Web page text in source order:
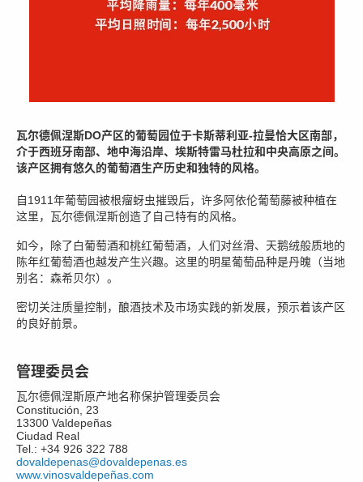
瓦尔德佩涅斯DO产区的葡萄园位于卡斯蒂利亚-拉曼恰大区南部，
介于西班牙南部、地中海沿岸、埃斯特雷马杜拉和中央高原之间。
该产区拥有悠久的葡萄酒生产历史和独特的风格。
自1911年葡萄园被根瘤蚜虫摧毁后，许多阿依伦葡萄藤被种植在
这里，瓦尔德佩涅斯创造了自己特有的风格。
如今，除了白葡萄酒和桃红葡萄酒，人们对丝滑、天鹅绒般质地的
陈年红葡萄酒也越发产生兴趣。这里的明星葡萄品种是丹魄（当地
别名：森希贝尔）。
密切关注质量控制，酿酒技术及市场实践的新发展，预示着该产区
的良好前景。
管理委员会
瓦尔德佩涅斯原产地名称保护管理委员会
Constitución, 23
13300 Valdepeñas
Ciudad Real
Tel.: +34 926 322 788
dovaldepenas@dovaldepenas.es
www.vinosvaldepeñas.com